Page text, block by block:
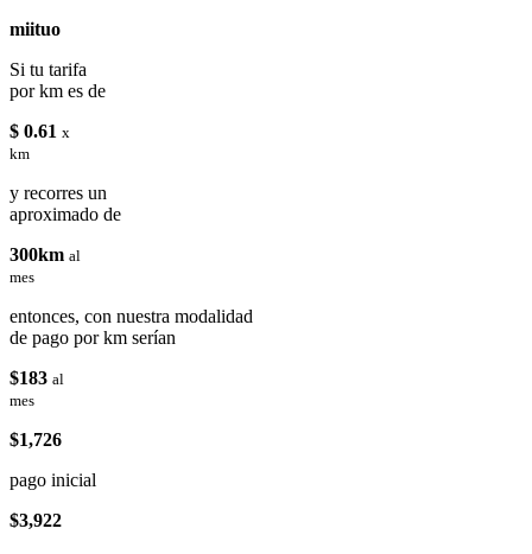
miituo
Si tu tarifa
por km es de
$ 0.61 x
km
y recorres un
aproximado de
300km al
mes
entonces, con nuestra modalidad
de pago por km serían
$183 al
mes
$1,726
pago inicial
$3,922